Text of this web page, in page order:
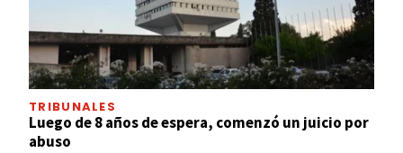
TRIBUNALES
Luego de 8 años de espera, comenzó un juicio por
abuso